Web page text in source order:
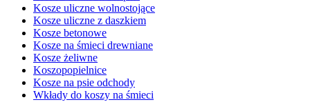
Kosze uliczne wolnostojące
Kosze uliczne z daszkiem
Kosze betonowe
Kosze na śmieci drewniane
Kosze żeliwne
Koszopopielnice
Kosze na psie odchody
Wkłady do koszy na śmieci